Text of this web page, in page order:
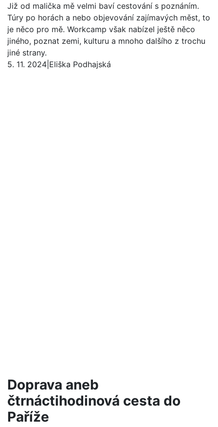
Již od malička mě velmi baví cestování s poznáním.
Túry po horách a nebo objevování zajímavých měst, to
je něco pro mě. Workcamp však nabízel ještě něco
jiného, poznat zemi, kulturu a mnoho dalšího z trochu
jiné strany.
5. 11. 2024 Eliška Podhajská
Doprava aneb
čtrnáctihodinová cesta do
Paříže